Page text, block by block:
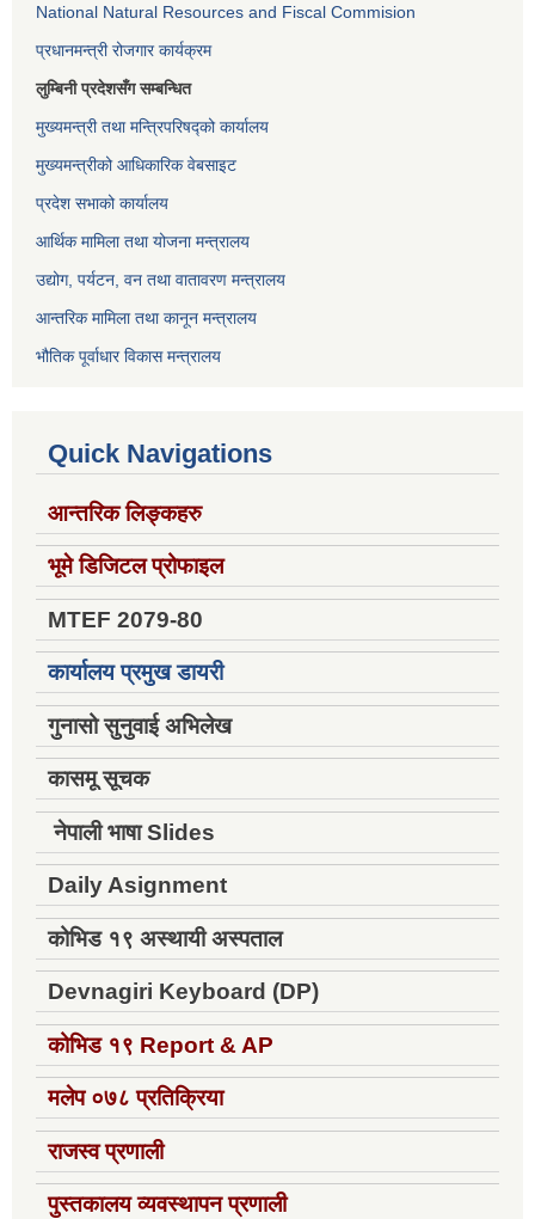
National Natural Resources and Fiscal Commision
प्रधानमन्त्री रोजगार कार्यक्रम
लुम्बिनी प्रदेशसँग सम्बन्धित
मुख्यमन्त्री तथा मन्त्रिपरिषद्को कार्यालय
मुख्यमन्त्रीको आधिकारिक वेबसाइट
प्रदेश सभाको कार्यालय
आर्थिक मामिला तथा योजना मन्त्रालय
उद्योग, पर्यटन, वन तथा वातावरण मन्त्रालय
आन्तरिक मामिला तथा कानून मन्त्रालय
भौतिक पूर्वाधार विकास मन्त्रालय
Quick Navigations
आन्तरिक लिङ्कहरु
भूमे डिजिटल प्रोफाइल
MTEF 2079-80
कार्यालय प्रमुख डायरी
गुनासो सुनुवाई अभिलेख
कासमू सूचक
नेपाली भाषा Slides
Daily Asignment
कोभिड १९ अस्थायी अस्पताल
Devnagiri Keyboard (DP)
कोभिड १९ Report & AP
मलेप ०७८ प्रतिक्रिया
राजस्व प्रणाली
पुस्तकालय व्यवस्थापन प्रणाली